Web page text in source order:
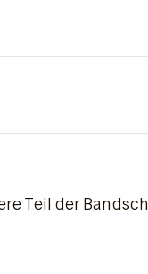
Teil der